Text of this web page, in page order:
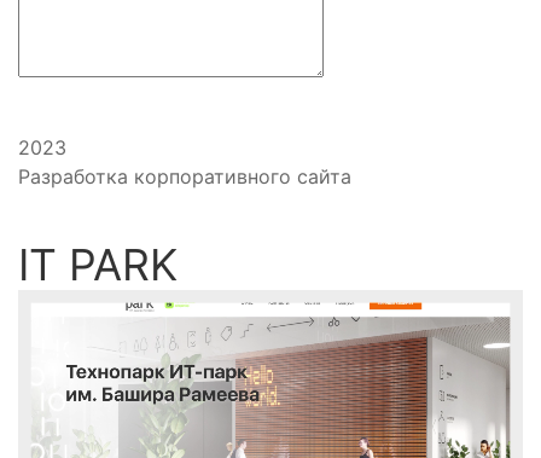
2023
Разработка корпоративного сайта
IT PARK